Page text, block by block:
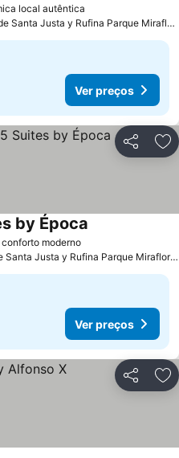
local autêntica
a 2.5 km de Santa Justa y Rufina Parque Miraflores
Ver preços
Partilhar
moderno
by Época
a 2.6 km de Santa Justa y Rufina Parque Miraflores
Ver preços
Partilhar